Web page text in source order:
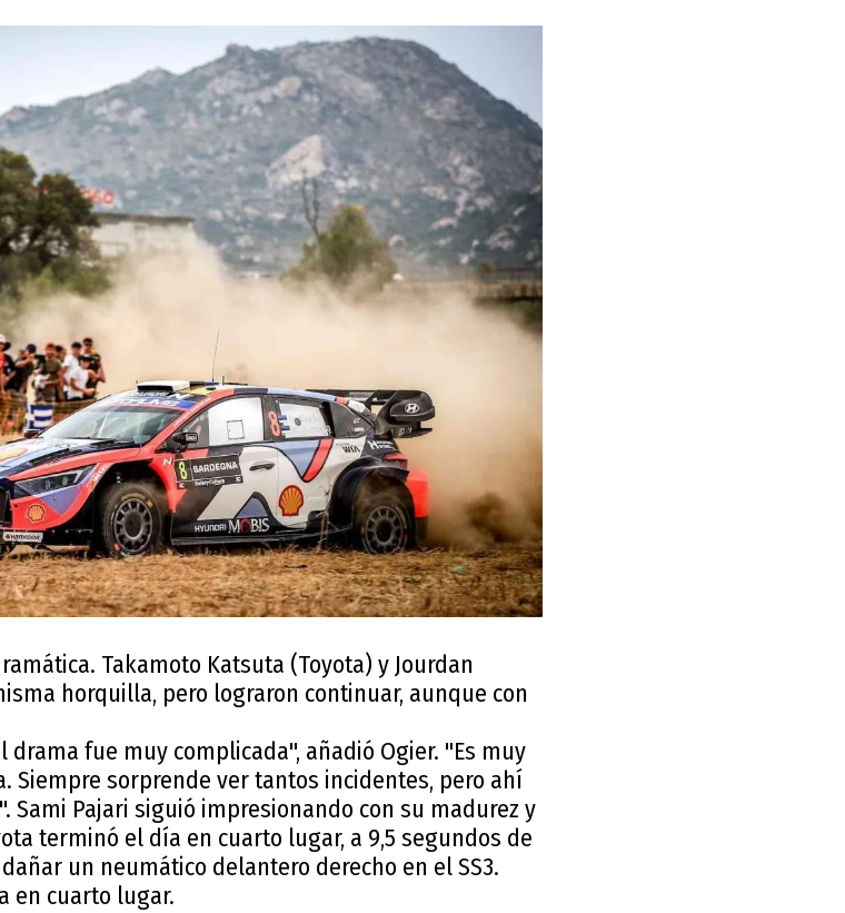
Takamoto Katsuta (Toyota) y Jourdan
horquilla, pero lograron continuar, aunque con
fue muy complicada", añadió Ogier. "Es muy
Siempre sorprende ver tantos incidentes, pero ahí
Sami Pajari siguió impresionando con su madurez y
terminó el día en cuarto lugar, a 9,5 segundos de
un neumático delantero derecho en el SS3.
en cuarto lugar.